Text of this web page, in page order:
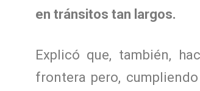
en tránsitos tan largos.
Explicó que, también,
frontera pero,